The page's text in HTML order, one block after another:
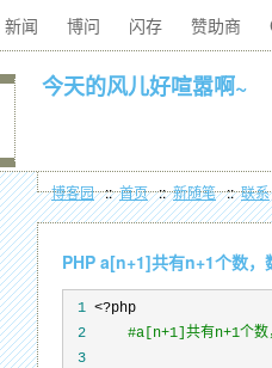
新闻 博问 闪存 赞助商
今天的风儿好喧嚣啊~
博客园::首页::新随笔::联系
PHP a[n+1]共有n+1个数，
1 <?
2
#a[n+1]共有n+1个数
3